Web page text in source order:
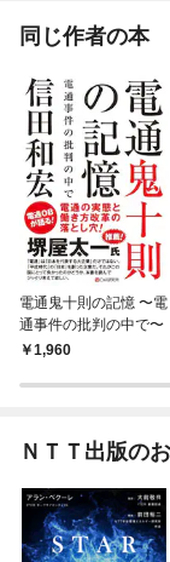
同じ作者の本
電通鬼十則の記憶 〜電
通事件の批判の中で〜
1,960
ＮＴＴ出版の